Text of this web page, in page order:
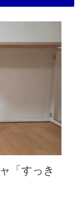
「すっき